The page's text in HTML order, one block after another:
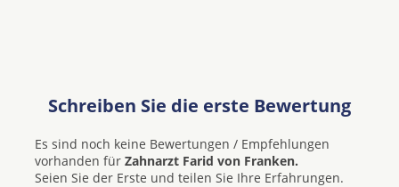
Schreiben Sie die erste Bewertung
Es sind noch keine Bewertungen / Empfehlungen
vorhanden für Zahnarzt Farid von Franken.
Seien Sie der Erste und teilen Sie Ihre Erfahrungen.